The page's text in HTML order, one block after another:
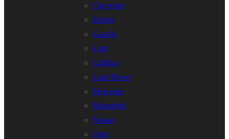
Chevrolet
Dodge
Gazelle
Ford
Cadillac
Land Rover
Mercedes
Mitsubishi
Nissan
Opel